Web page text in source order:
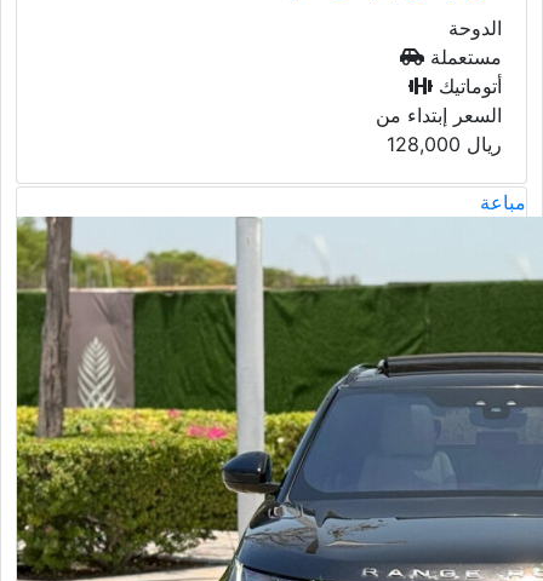
الدوحة
مستعملة
أتوماتيك
السعر إبتداء من
128,000 ريال
مباعة